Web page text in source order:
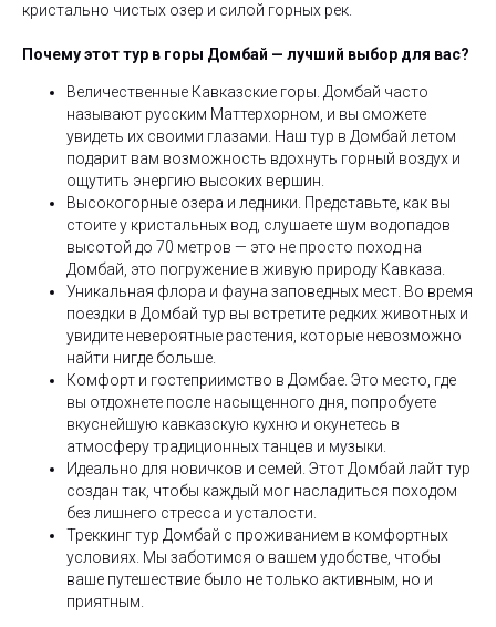
кристально чистых озер и силой горных рек.
Почему этот тур в горы Домбай — лучший выбор для вас?
Величественные Кавказские горы. Домбай часто
называют русским Маттерхорном, и вы сможете
увидеть их своими глазами. Наш тур в Домбай летом
подарит вам возможность вдохнуть горный воздух и
ощутить энергию высоких вершин.
Высокогорные озера и ледники. Представьте, как вы
стоите у кристальных вод, слушаете шум водопадов
высотой до 70 метров — это не просто поход на
Домбай, это погружение в живую природу Кавказа.
Уникальная флора и фауна заповедных мест. Во время
поездки в Домбай тур вы встретите редких животных и
увидите невероятные растения, которые невозможно
найти нигде больше.
Комфорт и гостеприимство в Домбае. Это место, где
вы отдохнете после насыщенного дня, попробуете
вкуснейшую кавказскую кухню и окунетесь в
атмосферу традиционных танцев и музыки.
Идеально для новичков и семей. Этот Домбай лайт тур
создан так, чтобы каждый мог насладиться походом
без лишнего стресса и усталости.
Треккинг тур Домбай с проживанием в комфортных
условиях. Мы заботимся о вашем удобстве, чтобы
ваше путешествие было не только активным, но и
приятным.